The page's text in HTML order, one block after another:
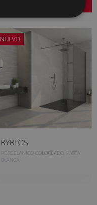
NUEVO
BYBLOS
PORCELANICO COLOREADO, PASTA
BLANCA